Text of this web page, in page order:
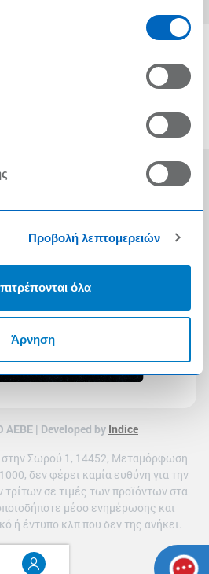
Προβολή λεπτομερειών
όλα
Άρνηση
AEBE | Developed by Indice
στην Σωρού 1, 14452, Μεταμόρφωση
δεν φέρει καμία ευθύνη για την
σε τιμές των προϊόντων στα
μέσο ενημέρωσης και
ή έντυπο κλπ που δεν της ανήκει.